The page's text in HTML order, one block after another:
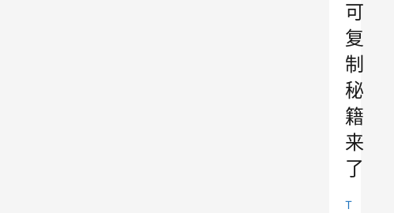
可
复
制
秘
籍
来
了
T